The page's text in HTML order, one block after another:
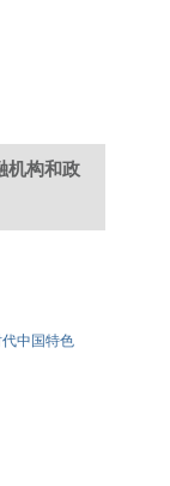
机构和政
中国特色